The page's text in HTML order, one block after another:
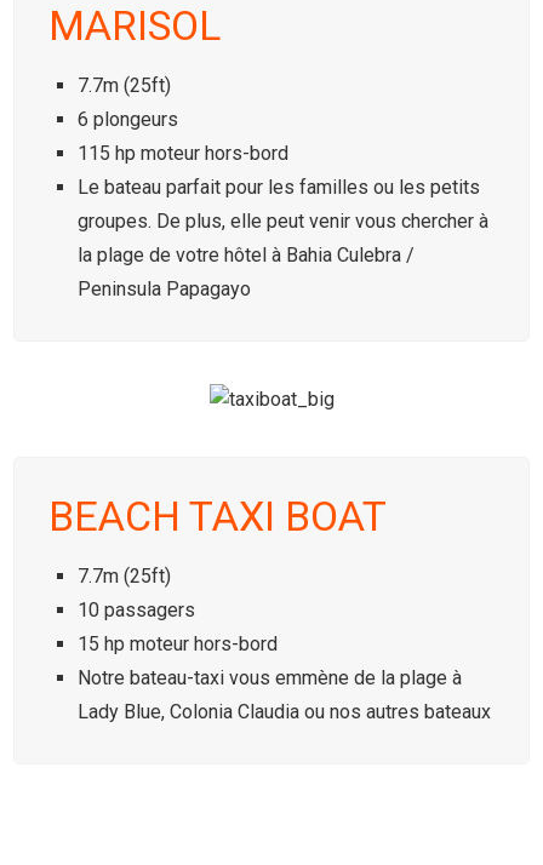
MARISOL
7.7m (25ft)
6 plongeurs
115 hp moteur hors-bord
Le bateau parfait pour les familles ou les petits
groupes. De plus, elle peut venir vous chercher à
la plage de votre hôtel à Bahia Culebra /
Peninsula Papagayo
BEACH TAXI BOAT
7.7m (25ft)
10 passagers
15 hp moteur hors-bord
Notre bateau-taxi vous emmène de la plage à
Lady Blue, Colonia Claudia ou nos autres bateaux